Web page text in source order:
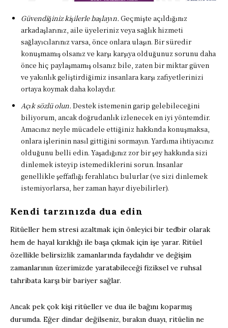
Güvendiğiniz kişilerle başlayın. Geçmişte açıldığınız
arkadaşlarınız, aile üyeleriniz veya sağlık hizmeti
sağlayıcılarınız varsa, önce onlara ulaşın. Bir süredir
konuşmamış olsanız ve karşı karşıya olduğunuz sorunu daha
önce hiç paylaşmamış olsanız bile, zaten bir miktar güven
ve yakınlık geliştirdiğimiz insanlara karşı zafiyetlerinizi
ortaya koymak daha kolaydır.
Açık sözlü olun. Destek istemenin garip gelebileceğini
biliyorum, ancak doğrudanlık izlenecek en iyi yöntemdir.
Amacınız neyle mücadele ettiğiniz hakkında konuşmaksa,
onlara işlerinin nasıl gittiğini sormayın. Yardıma ihtiyacınız
olduğunu belli edin. Yaşadığınız zor bir şey hakkında sizi
dinlemek isteyip istemediklerini sorun. İnsanlar
genellikle şeffaflığı ferahlatıcı bulurlar (ve sizi dinlemek
istemiyorlarsa, her zaman hayır diyebilirler).
Kendi tarzınızda dua edin
Ritüeller hem stresi azaltmak için önleyici bir tedbir olarak
hem de hayal kırıklığı ile başa çıkmak için işe yarar. Ritüel
özellikle belirsizlik zamanlarında faydalıdır ve değişim
zamanlarının üzerimizde yaratabileceği fiziksel ve ruhsal
tahribata karşı bir bariyer sağlar.
Ancak pek çok kişi ritüeller ve dua ile bağını koparmış
durumda. Eğer dindar değilseniz, bırakın duayı, ritüelin ne